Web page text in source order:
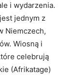
i wydarzenia.
jednym z
Niemczech,
Wiosną i
celebrują
(Afrikatage)